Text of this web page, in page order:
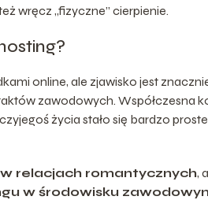
wręcz „fizyczne” cierpienie.
online, ale zjawisko jest
zawodowych. Współczesna
życia stało się bardzo
relacjach romantycznych,
w środowisku